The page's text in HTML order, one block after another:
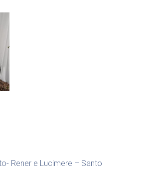
Rener e Lucimere – Santo